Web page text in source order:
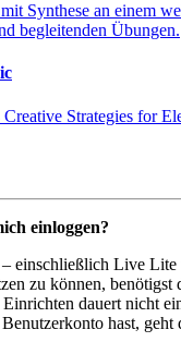
Synthese an einem
begleitenden Übungen.
Creative Strategies for
einloggen?
einschließlich Live Lite
zu können, benötigst
dauert nicht
hast,